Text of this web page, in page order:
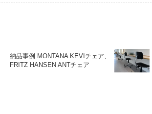
納品事例 MONTANA KEVIチェア、
FRITZ HANSEN ANTチェア